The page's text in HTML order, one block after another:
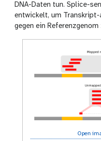
DNA-Daten tun. Splice-
entwickelt, um
gegen ein Referenzgenom
Open